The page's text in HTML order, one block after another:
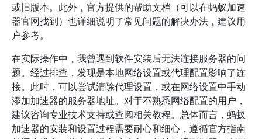
或旧版本。此外，官方提供的帮助文档（可以在蚂蚁加速
器官网找到）也详细说明了常见问题的解决办法，建议用
户参考。
在实际操作中，我曾遇到软件安装后无法连接服务器的问
题。经过排查，发现是本地网络设置或代理配置影响了连
接。此时，可以尝试清除代理设置，或在网络设置中手动
添加加速器的服务器地址。对于不熟悉网络配置的用户，
建议咨询专业技术支持或查阅相关教程。总体而言，蚂蚁
加速器的安装和设置过程需要耐心和细心，遵循官方指南